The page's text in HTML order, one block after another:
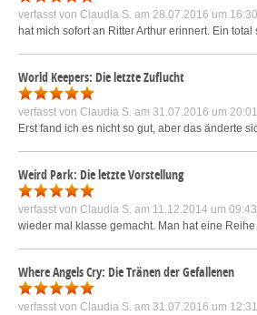
verfasst von Claudia S. am 28.07.2016 um 16:30
hat mich sofort an Ritter Arthur erinnert. Ein
World Keepers: Die letzte Zuflucht
verfasst von Claudia S. am 31.07.2016 um 20:01
Erst fand ich es nicht so gut, aber das änderte
Weird Park: Die letzte Vorstellung
verfasst von Claudia S. am 11.12.2014 um 09:43
wieder mal klasse gemacht. Man hat eine
Where Angels Cry: Die Tränen der Gefallenen
verfasst von Claudia S. am 31.07.2016 um 12:31